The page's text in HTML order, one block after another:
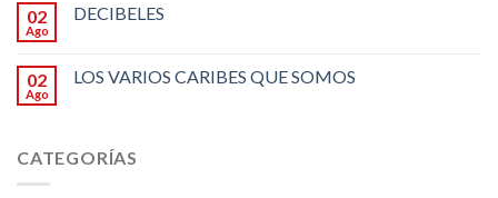
02
Ago
DECIBELES
02
Ago
LOS VARIOS CARIBES QUE SOMOS
CATEGORÍAS